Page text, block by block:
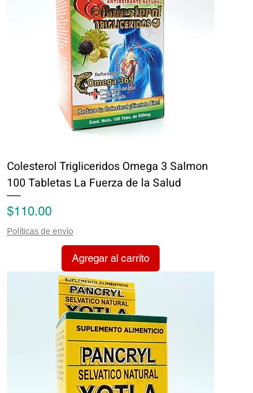
Colesterol Trigliceridos Omega 3 Salmon
100 Tabletas La Fuerza de la Salud
Precio
$110.00
Políticas de envío
Agregar al carrito